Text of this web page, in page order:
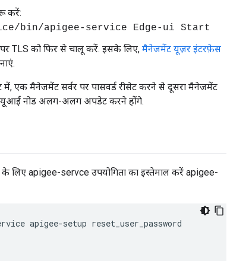
करें:
bin/apigee-service Edge-ui Start
TLS को फिर से चालू करें. इसके लिए, मैनेजमेंट यूज़र इंटरफ़ेस
में, एक मैनेजमेंट सर्वर पर पासवर्ड रीसेट करने से दूसरा मैनेजमेंट
यूआई नोड अलग-अलग अपडेट करने होंगे.
लिए apigee-servce उपयोगिता का इस्तेमाल करें apigee-
apigee-setup reset_user_password